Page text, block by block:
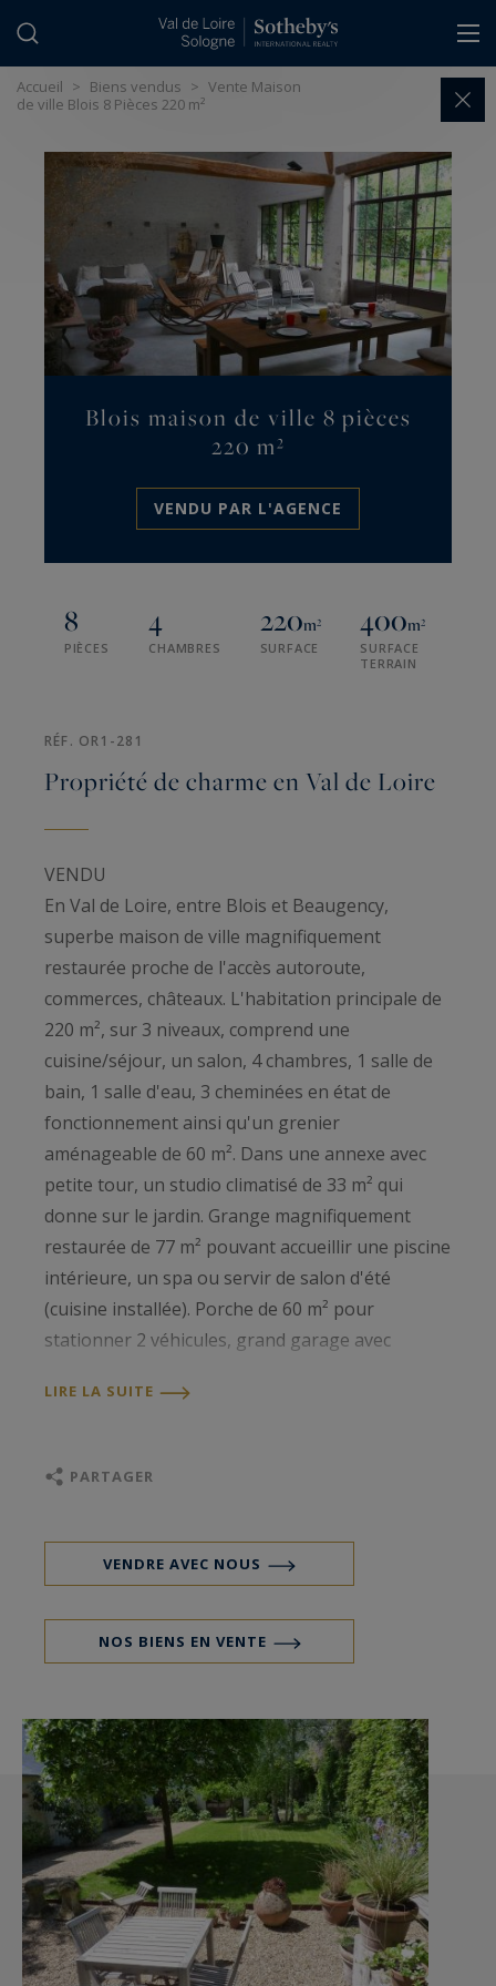
Accueil > Biens vendus > Vente Maison
de ville Blois 8 Pièces 220 m²
Blois maison de ville 8 pièces
220 m²
VENDU PAR L'AGENCE
8
PIÈCES
4
CHAMBRES
220m²
SURFACE
400m²
SURFACE
TERRAIN
RÉF. OR1-281
Propriété de charme en Val de Loire
VENDU
En Val de Loire, entre Blois et Beaugency,
superbe maison de ville magnifiquement
restaurée proche de l'accès autoroute,
commerces, châteaux. L'habitation principale de
220 m², sur 3 niveaux, comprend une
cuisine/séjour, un salon, 4 chambres, 1 salle de
bain, 1 salle d'eau, 3 cheminées en état de
fonctionnement ainsi qu'un grenier
aménageable de 60 m². Dans une annexe avec
petite tour, un studio climatisé de 33 m² qui
donne sur le jardin. Grange magnifiquement
restaurée de 77 m² pouvant accueillir une piscine
intérieure, un spa ou servir de salon d'été
(cuisine installée). Porche de 60 m² pour
stationner 2 véhicules, grand garage avec
panneaux photovoltaïques (non visibles de la
financier. Jardin arboré, clos de murs, grande
LIRE LA SUITE
PARTAGER
VENDRE AVEC NOUS
NOS BIENS EN VENTE